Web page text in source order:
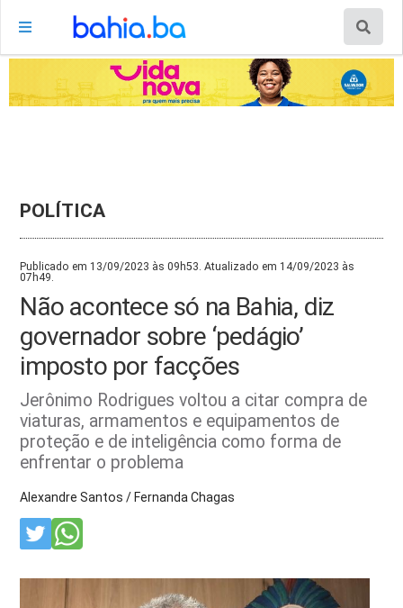
POLÍTICA
Publicado em 13/09/2023 às 09h53. Atualizado em 14/09/2023 às
07h49.
Não acontece só na Bahia, diz
governador sobre ‘pedágio’
imposto por facções
Jerônimo Rodrigues voltou a citar compra de
viaturas, armamentos e equipamentos de
proteção e de inteligência como forma de
enfrentar o problema
Alexandre Santos / Fernanda Chagas